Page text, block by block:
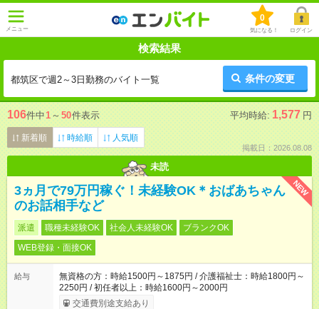
メニュー
0
気になる！ ログイン
検索結果
都筑区で週2～3日勤務のバイト一覧 条件の変更
106件中1 ～ 50件表示 平均時給: 1,577 円
新着順 時給順 人気順
掲載日：2026.08.08
未読
NEW
3ヵ月で79万円稼ぐ！未経験OK＊おばあちゃん
のお話相手など
派遣 職種未経験OK 社会人未経験OK
ブランクOK
WEB登録・面接OK
給与
無資格の方：時給1500円～1875円 / 介護福祉士：時給1800円～
2250円 / 初任者以上：時給1600円～2000円
交通費別途支給あり